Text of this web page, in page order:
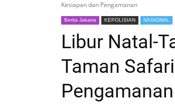
Kesiapan dan Pengamanan
Berita Jakarta KEPOLISIAN NASIONAL
Libur Natal-
Taman
Pengamanan